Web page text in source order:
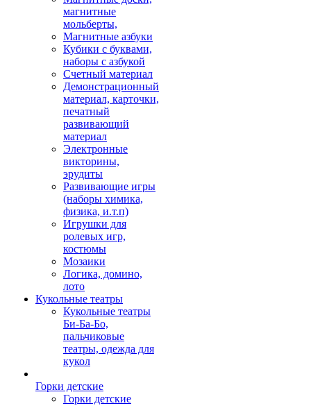
магнитные
мольберты,
Магнитные азбуки
Кубики с буквами,
наборы с азбукой
Счетный материал
Демонстрационный
материал, карточки,
печатный
развивающий
материал
Электронные
викторины,
эрудиты
Развивающие игры
(наборы химика,
физика, и.т.п)
Игрушки для
ролевых игр,
костюмы
Мозаики
Логика, домино,
лото
Кукольные театры
Кукольные театры
Би-Ба-Бо,
пальчиковые
театры, одежда для
кукол
Горки детские
Горки детские